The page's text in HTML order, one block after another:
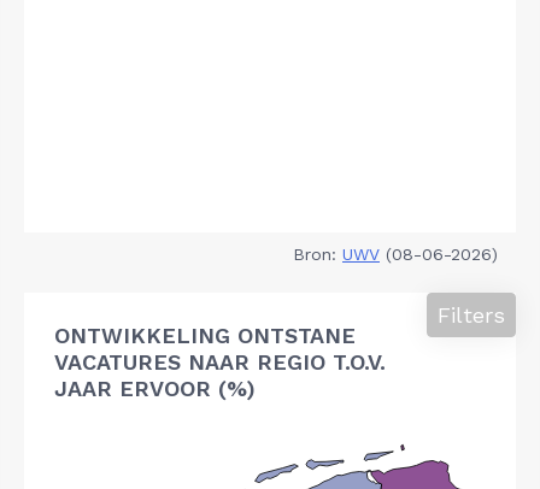
Bron: UWV (08-06-2026)
ONTWIKKELING ONTSTANE
VACATURES NAAR REGIO T.O.V.
JAAR ERVOOR (%)
Filters